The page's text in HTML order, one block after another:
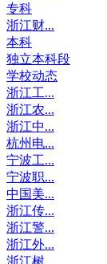
专科
浙江财...
本科
独立本科段
学校动态
浙江工...
浙江农...
浙江中...
杭州电...
宁波工...
宁波职...
中国美...
浙江传...
浙江警...
浙江外...
浙江树...